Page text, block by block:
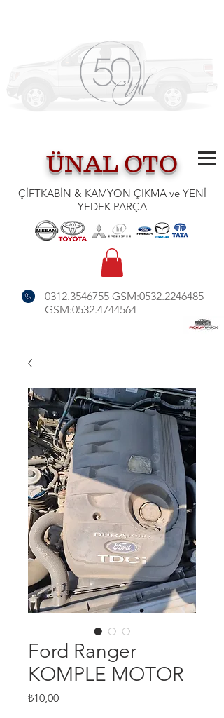
ÜNAL OTO
ÇİFTKABİN & KAMYON ÇIKMA ve YENİ
YEDEK PARÇA
0312.3546755 GSM:0532.2246485
GSM:0532.4744564
Ford Ranger
KOMPLE MOTOR
₺10,00Fiyat